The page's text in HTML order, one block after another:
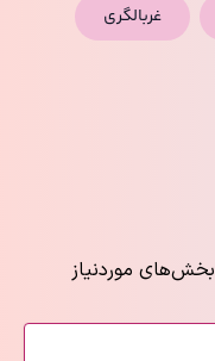
غربالگری
بخش‌های موردنیاز